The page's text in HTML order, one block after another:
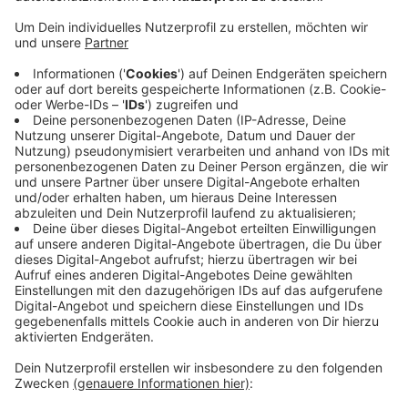
Anzeige
Auf der Kreuzung L381/Kleinenbroicher Straße ist er
dann gegen halb 10 mit einem Auto
zusammengekracht. Zeugen haben ausgesagt, der
Korschenbroicher sei bei Rot in Richtung Pesch über
die Kreuzung gefahren. Bei dem Unfall wurde er
lebensgefährlich verletzt und ins Krankenhaus
gebracht - dort verstarb er am Vormittag. Der
Autofahrer wurde nicht verletzt. Die Kreuzung war den
ganzen Vormittag gesperrt - ist jetzt aber wieder frei.
Anzeige